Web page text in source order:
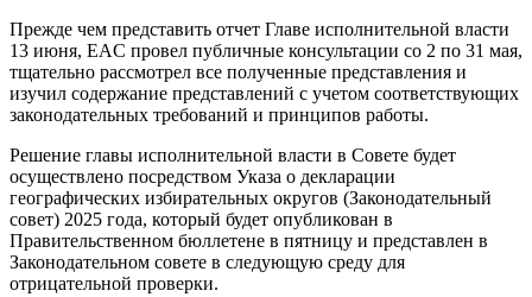
Прежде чем представить отчет Главе исполнительной власти
13 июня, EAC провел публичные консультации со 2 по 31 мая,
тщательно рассмотрел все полученные представления и
изучил содержание представлений с учетом соответствующих
законодательных требований и принципов работы.
Решение главы исполнительной власти в Совете будет
осуществлено посредством Указа о декларации
географических избирательных округов (Законодательный
совет) 2025 года, который будет опубликован в
Правительственном бюллетене в пятницу и представлен в
Законодательном совете в следующую среду для
отрицательной проверки.